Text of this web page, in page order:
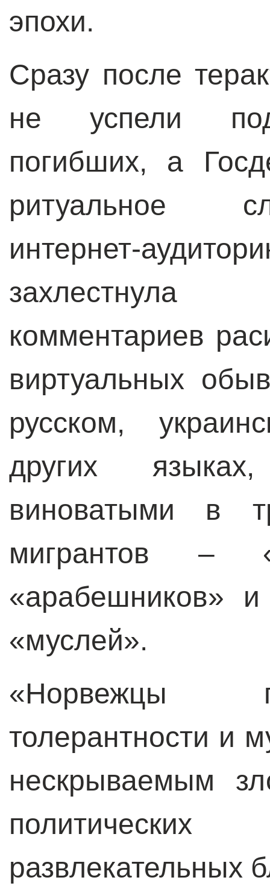
эпохи.
Сразу после
не успели
погибших, а
ритуальное
интернет-
комментариев
виртуальных
русском,
других
виноватыми в
мигрантов –
«арабешников» и
«муслей».
«Норвежцы
толерантности и
нескрываемым
развлекательных